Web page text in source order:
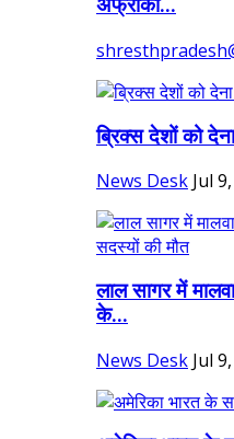
अफ्रीका...
ब्रिक्स देशों को
News Desk Jul
लाल सागर में
के...
News Desk Jul